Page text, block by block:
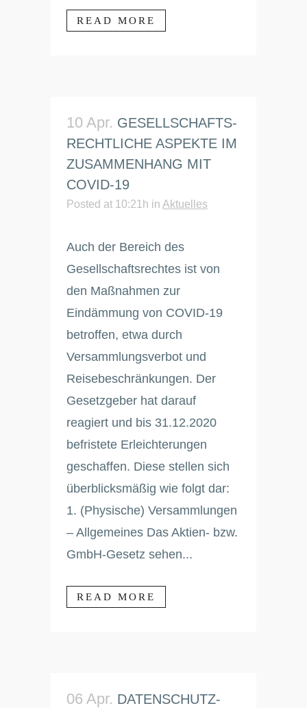
READ MORE
10 Apr. GESELLSCHAFTS­
RECHTLICHE ASPEKTE IM
ZUSAMMENHANG MIT
COVID-19
Posted at 10:21h in Aktuelles
Auch der Bereich des
Gesellschaftsrechtes ist von
den Maßnahmen zur
Eindämmung von COVID-19
betroffen, etwa durch
Versammlungsverbot und
Reisebeschränkungen. Der
Gesetzgeber hat darauf
reagiert und bis 31.12.2020
befristete Erleichterungen
geschaffen. Diese stellen sich
überblicksmäßig wie folgt dar:
1. (Physische) Versammlungen
– Allgemeines Das Aktien- bzw.
GmbH-Gesetz sehen...
READ MORE
06 Apr. DATENSCHUTZ­